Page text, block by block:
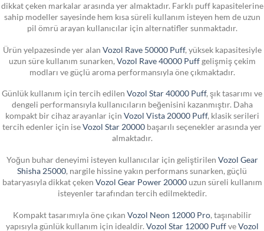
dikkat çeken markalar arasında yer almaktadır. Farklı puff kapasitelerine
sahip modeller sayesinde hem kısa süreli kullanım isteyen hem de uzun
pil ömrü arayan kullanıcılar için alternatifler sunmaktadır.
Ürün yelpazesinde yer alan Vozol Rave 50000 Puff, yüksek kapasitesiyle
uzun süre kullanım sunarken, Vozol Rave 40000 Puffgelişmiş çekim
modları ve güçlü aroma performansıyla öne çıkmaktadır.
Günlük kullanım için tercih edilen Vozol Star 40000 Puff, şık tasarımı ve
dengeli performansıyla kullanıcıların beğenisini kazanmıştır. Daha
kompakt bir cihaz arayanlar için Vozol Vista 20000 Puff, klasik serileri
tercih edenler için iseVozol Star 20000 başarılı seçenekler arasında yer
almaktadır.
Yoğun buhar deneyimi isteyen kullanıcılar için geliştirilen Vozol Gear
Shisha 25000 , nargile hissine yakın performans sunarken, güçlü
bataryasıyla dikkat çeken Vozol Gear Power 20000uzun süreli kullanım
isteyenler tarafından tercih edilmektedir.
Kompakt tasarımıyla öne çıkan Vozol Neon 12000 Pro, taşınabilir
yapısıyla günlük kullanım için idealdir. Vozol Star 12000 PuffveVozol